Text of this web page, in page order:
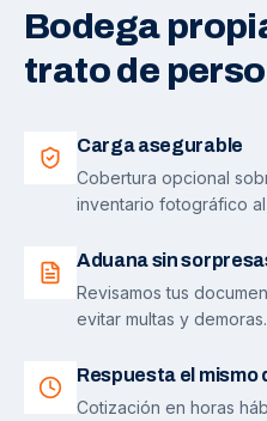
Bodega
trato de
Carga asegurable
Cobertura opcional
inventario fotográfico
Aduana sin
Revisamos tus
evitar multas y demoras.
Respuesta el mismo
Cotización en horas